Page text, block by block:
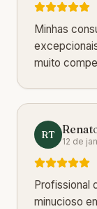
Minhas
muito
RT
12 de
Profissional
minucioso